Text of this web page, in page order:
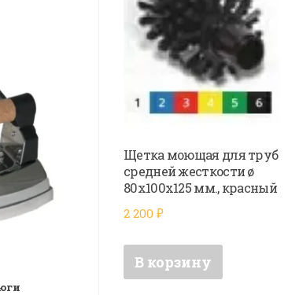
Щетка моющая для труб
средней жесткости ø
80х100х125 мм., красный
2 200 ₽
В корзину